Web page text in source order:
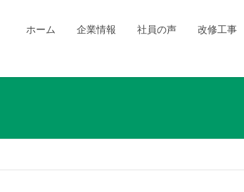
ホーム 企業情報 社員の声 改修工事